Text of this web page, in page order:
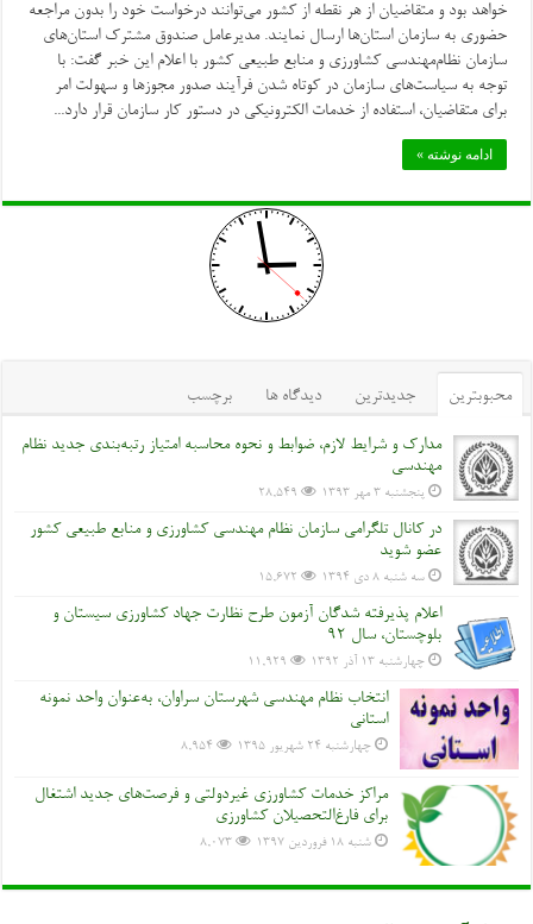
خواهد بود و متقاضیان از هر نقطه از کشور می‌توانند درخواست خود را بدون مراجعه
حضوری به سازمان استان‌ها ارسال نمایند. مدیرعامل صندوق مشترک استان‌های
سازمان نظام‌مهندسی کشاورزی و منابع طبیعی کشور با اعلام این خبر گفت: با
توجه به سیاست‌های سازمان در کوتاه شدن فرآیند صدور مجوزها و سهولت امر
برای متقاضیان، استفاده از خدمات الکترونیکی در دستور کار سازمان قرار دارد...
ادامه نوشته »
محبوبترین جدیدترین دیدگاه ها برچسب
مدارک و شرایط لازم، ضوابط و نحوه محاسبه امتیاز رتبه‌بندی جدید نظام
مهندسی
پنجشنبه ۳ مهر ۱۳۹۳ 28,549
در کانال تلگرامی سازمان نظام مهندسی کشاورزی و منابع طبیعی کشور
عضو شوید
سه شنبه ۸ دی ۱۳۹۴ 15,672
اعلام پذیرفته شدگان آزمون طرح نظارت جهاد کشاورزی سیستان و
بلوچستان، سال 92
چهارشنبه ۱۳ آذر ۱۳۹۲ 11,929
انتخاب نظام مهندسی شهرستان سراوان، به‌عنوان واحد نمونه
استانی
چهارشنبه ۲۴ شهریور ۱۳۹۵ 8,954
مراکز خدمات کشاورزی غیردولتی و فرصت‌های جدید اشتغال
برای فارغ‌التحصیلان کشاورزی
شنبه ۱۸ فروردین ۱۳۹۷ 8,073